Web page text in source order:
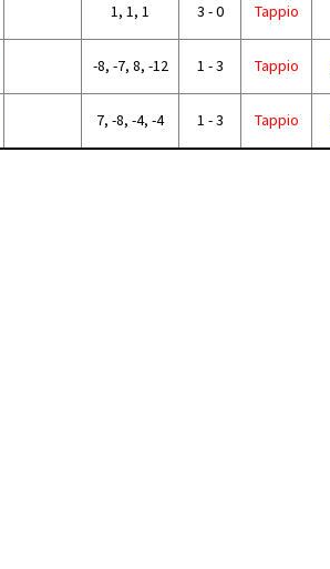
1, 1, 1 3 - 0 Tappio
-8, -7, 8, -12 1 - 3 Tappio
7, -8, -4, -4 1 - 3 Tappio